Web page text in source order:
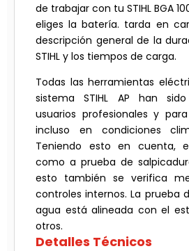
de trabajar con tu STIHL BGA
eliges la batería. tarda en
descripción general de la
STIHL y los tiempos de carga.
Todas las herramientas
sistema STIHL AP han
usuarios profesionales y
incluso en condiciones
Teniendo esto en cuenta,
como a prueba de
esto también se verifica
controles internos. La prueba
agua está alineada con el
otros.
Detalles Técnicos